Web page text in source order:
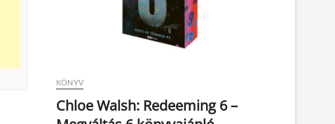
KÖNYV
Chloe Walsh: Redeeming 6 –